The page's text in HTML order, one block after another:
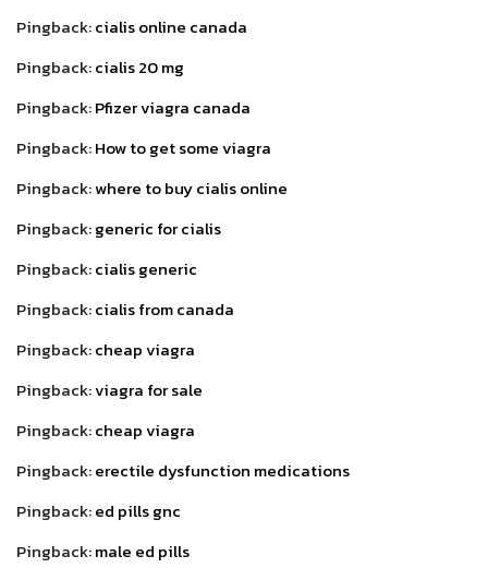
Pingback:cialis online canada
Pingback:cialis 20 mg
Pingback:Pfizer viagra canada
Pingback:How to get some viagra
Pingback:where to buy cialis online
Pingback:generic for cialis
Pingback:cialis generic
Pingback:cialis from canada
Pingback:cheap viagra
Pingback:viagra for sale
Pingback:cheap viagra
Pingback:erectile dysfunction medications
Pingback:ed pills gnc
Pingback:male ed pills